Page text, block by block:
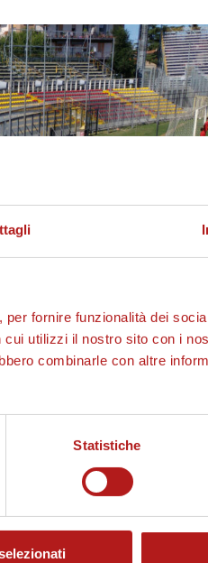
fornire funzionalità dei
utilizzi il nostro sito con i
combinarle con altre
Statistiche